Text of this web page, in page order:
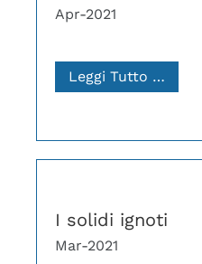
Apr-2021
Leggi Tutto …
I solidi ignoti
Mar-2021